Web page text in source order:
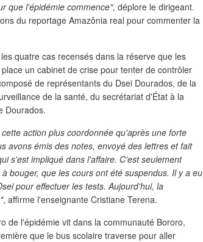
que l'épidémie commence", déplore le dirigeant.
du reportage Amazônia real pour commenter la
quatre cas recensés dans la réserve que les
un cabinet de crise pour tenter de contrôler
de représentants du Dsei Dourados, de la
de la santé, du secrétariat d'État à la
Dourados.
action plus coordonnée qu'après une forte
avons émis des notes, envoyé des lettres et fait
s'est impliqué dans l'affaire. C'est seulement
bouger, que les cours ont été suspendus. Il y a eu
pour effectuer les tests. Aujourd'hui, la
, affirme l'enseignante Cristiane Terena.
de l'épidémie vit dans la communauté Bororo,
que le bus scolaire traverse pour aller